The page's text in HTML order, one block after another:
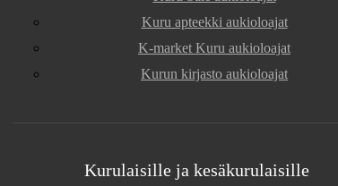
Kuru apteekki aukioloajat
K-market Kuru aukioloajat
Kurun kirjasto aukioloajat
Kurulaisille ja kesäkurulaisille